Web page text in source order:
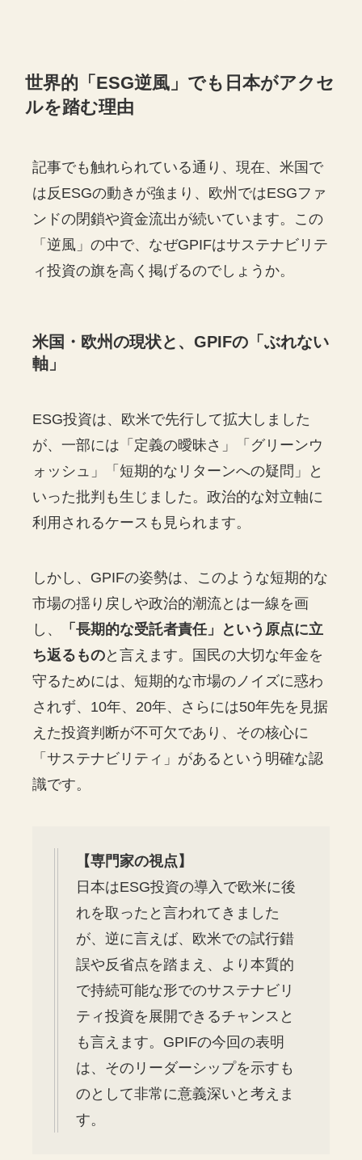
世界的「ESG逆風」でも日本がアクセ
ルを踏む理由
記事でも触れられている通り、現在、米国で
は反ESGの動きが強まり、欧州ではESGファ
ンドの閉鎖や資金流出が続いています。この
「逆風」の中で、なぜGPIFはサステナビリテ
ィ投資の旗を高く掲げるのでしょうか。
米国・欧州の現状と、GPIFの「ぶれない
軸」
ESG投資は、欧米で先行して拡大しました
が、一部には「定義の曖昧さ」「グリーンウ
ォッシュ」「短期的なリターンへの疑問」と
いった批判も生じました。政治的な対立軸に
利用されるケースも見られます。
しかし、GPIFの姿勢は、このような短期的な
市場の揺り戻しや政治的潮流とは一線を画
し、
「長期的な受託者責任」という原点に立
ち返るものと言えます。国民の大切な年金を
守るためには、短期的な市場のノイズに惑わ
されず、10年、20年、さらには50年先を見据
えた投資判断が不可欠であり、その核心に
「サステナビリティ」があるという明確な認
識です。
【専門家の視点】
日本はESG投資の導入で欧米に後
れを取ったと言われてきました
が、逆に言えば、欧米での試行錯
誤や反省点を踏まえ、より本質的
で持続可能な形でのサステナビリ
ティ投資を展開できるチャンスと
も言えます。GPIFの今回の表明
は、そのリーダーシップを示すも
のとして非常に意義深いと考えま
す。